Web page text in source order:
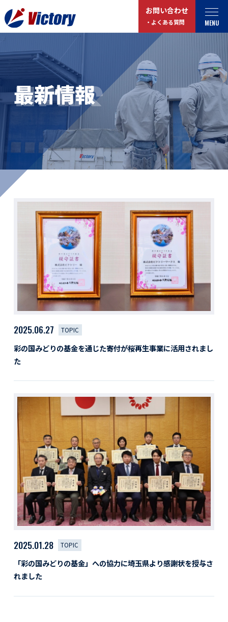
MENU
お問い合わせ
・よくある質問
トップ
事業紹介
総合解体 / 解体事業
産業廃棄物収集/ 運搬
企業概要
私たちについて
サステナビリティ
活動レポート
最新情報
お役立ちコラム
プライバシーポリシー
お問い合わせ
よくある質問
採用情報
社員紹介
社員インタビュー
育休取得者インタビュー
福利厚生
採用エントリー
サイト内検索
最新情報
NEWS
2025.06.27 TOPIC
彩の国みどりの基金を通じた寄付が桜再生事業に活用されまし
た
2025.01.28 TOPIC
「彩の国みどりの基金」への協力に埼玉県より感謝状を授与さ
れました